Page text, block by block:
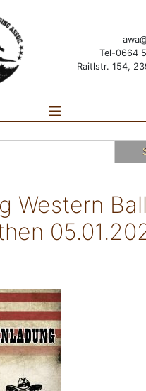
Tel-0664
Raitlstr. 154,
Western